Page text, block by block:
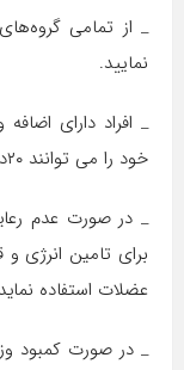
_ از تمامی
نمایید.
_ افراد دارای
خود را می توانند ۲۰درصد کاهش دهند.
_ در صورت عدم
برای تامین انرژی و
عضلات استفاده
_ در صورت کمبود